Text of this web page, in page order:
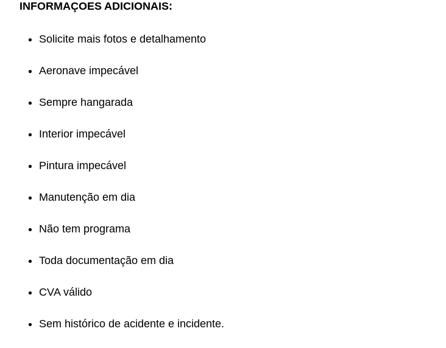
INFORMAÇOES ADICIONAIS:
Solicite mais fotos e detalhamento
Aeronave impecável
Sempre hangarada
Interior impecável
Pintura impecável
Manutenção em dia
Não tem programa
Toda documentação em dia
CVA válido
Sem histórico de acidente e incidente.